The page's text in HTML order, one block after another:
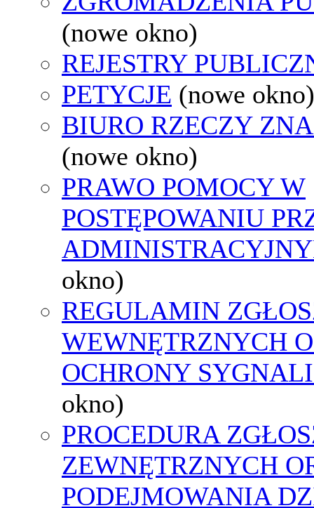
(nowe okno)
REJESTRY
PETYCJE (nowe okno)
BIURO RZECZY
(nowe okno)
PRAWO POMOCY W
POSTĘPOWANIU
okno)
REGULAMIN
WEWNĘTRZNYCH
OCHRONY
okno)
PROCEDURA
ZEWNĘTRZNYCH
PODEJMOWANIA